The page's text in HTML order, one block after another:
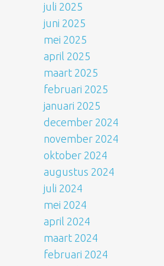
juli 2025
juni 2025
mei 2025
april 2025
maart 2025
februari 2025
januari 2025
december 2024
november 2024
oktober 2024
augustus 2024
juli 2024
mei 2024
april 2024
maart 2024
februari 2024